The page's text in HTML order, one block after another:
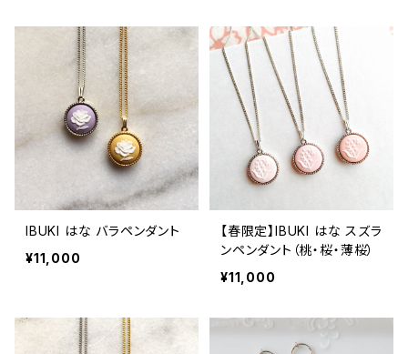
IBUKI はな バラペンダント
¥11,000
【春限定】IBUKI はな スズラ
ンペンダント（桃・桜・薄桜）
¥11,000